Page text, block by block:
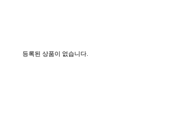
등록된 상품이 없습니다.